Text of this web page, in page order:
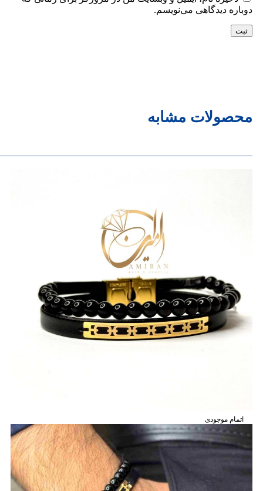
دوباره دیدگاهی می‌نویسم.
محصولات مشابه
اتمام موجودی